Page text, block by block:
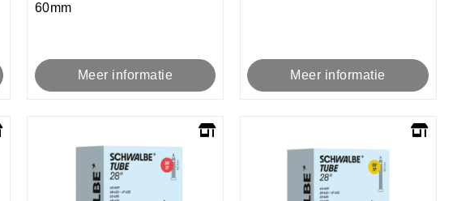
60mm
Meer informatie Meer informatie